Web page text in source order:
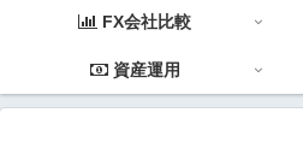
FX会社比較
資産運用